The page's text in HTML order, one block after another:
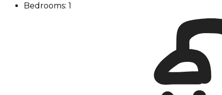
Bedrooms: 1